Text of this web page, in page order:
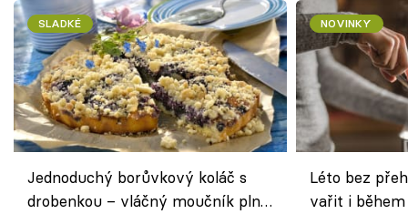
SLADKÉ
Jednoduchý borůvkový koláč s
drobenkou – vláčný moučník plný
NOVINKY
Léto bez
vařit i